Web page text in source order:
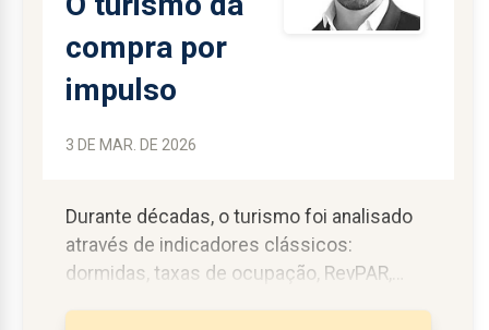
compra por
impulso
3 DE MAR. DE 2026
Durante décadas, o turismo foi analisado
através de indicadores clássicos:
dormidas, taxas de ocupação, RevPAR,